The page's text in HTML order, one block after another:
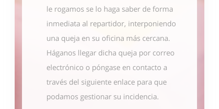
le rogamos se lo haga saber de forma
inmediata al repartidor, interponiendo
una queja en su oficina más cercana.
Háganos llegar dicha queja por correo
electrónico o póngase en contacto a
través del siguiente enlace para que
podamos gestionar su incidencia.